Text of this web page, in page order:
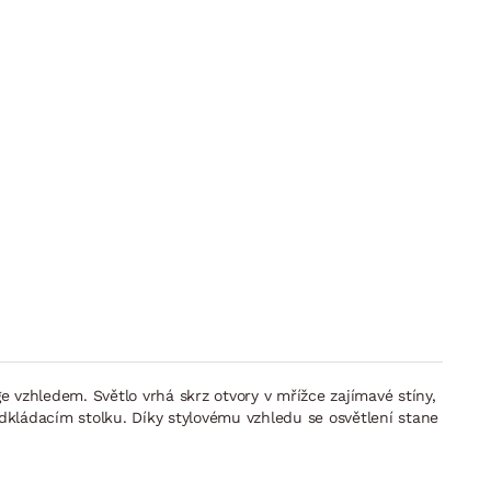
Světlo vrhá skrz otvory v mřížce zajímavé stíny,
stolku. Díky stylovému vzhledu se osvětlení stane